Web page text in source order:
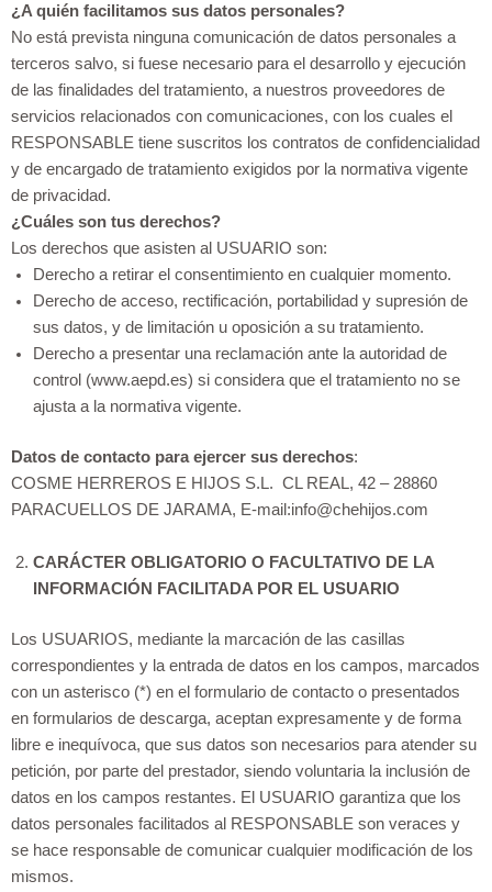
¿A quién facilitamos sus datos personales?
No está prevista ninguna comunicación de datos personales a
terceros salvo, si fuese necesario para el desarrollo y ejecución
de las finalidades del tratamiento, a nuestros proveedores de
servicios relacionados con comunicaciones, con los cuales el
RESPONSABLE tiene suscritos los contratos de confidencialidad
y de encargado de tratamiento exigidos por la normativa vigente
de privacidad.
¿Cuáles son tus derechos?
Los derechos que asisten al USUARIO son:
Derecho a retirar el consentimiento en cualquier momento.
Derecho de acceso, rectificación, portabilidad y supresión de
sus datos, y de limitación u oposición a su tratamiento.
Derecho a presentar una reclamación ante la autoridad de
control (www.aepd.es) si considera que el tratamiento no se
ajusta a la normativa vigente.
Datos de contacto para ejercer sus derechos:
COSME HERREROS E HIJOS S.L. CL REAL, 42 – 28860
PARACUELLOS DE JARAMA, E-mail:info@chehijos.com
CARÁCTER OBLIGATORIO O FACULTATIVO DE LA
INFORMACIÓN FACILITADA POR EL USUARIO
Los USUARIOS, mediante la marcación de las casillas
correspondientes y la entrada de datos en los campos, marcados
con un asterisco (*) en el formulario de contacto o presentados
en formularios de descarga, aceptan expresamente y de forma
libre e inequívoca, que sus datos son necesarios para atender su
petición, por parte del prestador, siendo voluntaria la inclusión de
datos en los campos restantes. El USUARIO garantiza que los
datos personales facilitados al RESPONSABLE son veraces y
se hace responsable de comunicar cualquier modificación de los
mismos.